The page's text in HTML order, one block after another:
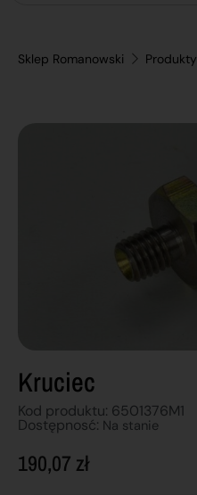
Sklep Romanowski Produkty
Kruciec
Kod produktu: 6501376M1
Dostępnosć: Na stanie
190,07 zł